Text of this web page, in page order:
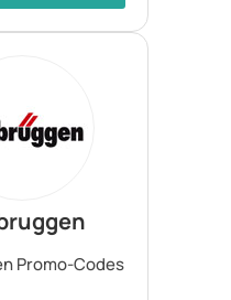
Promo-Codes